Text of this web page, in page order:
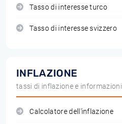
Tasso di interesse turco
Tasso di interesse svizzero
INFLAZIONE
tassi di inflazione e informazioni
Calcolatore dell'inflazione